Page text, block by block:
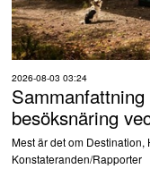
2026-08-03 03:24
besöksnäring
Mest är det om
Konstateranden/Rapporter